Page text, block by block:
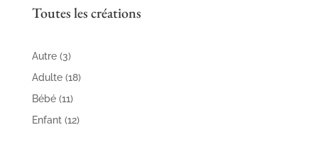
Toutes les créations
Autre 33
produits
Adulte 1818
Bébé 1111
produits
Enfant 1212